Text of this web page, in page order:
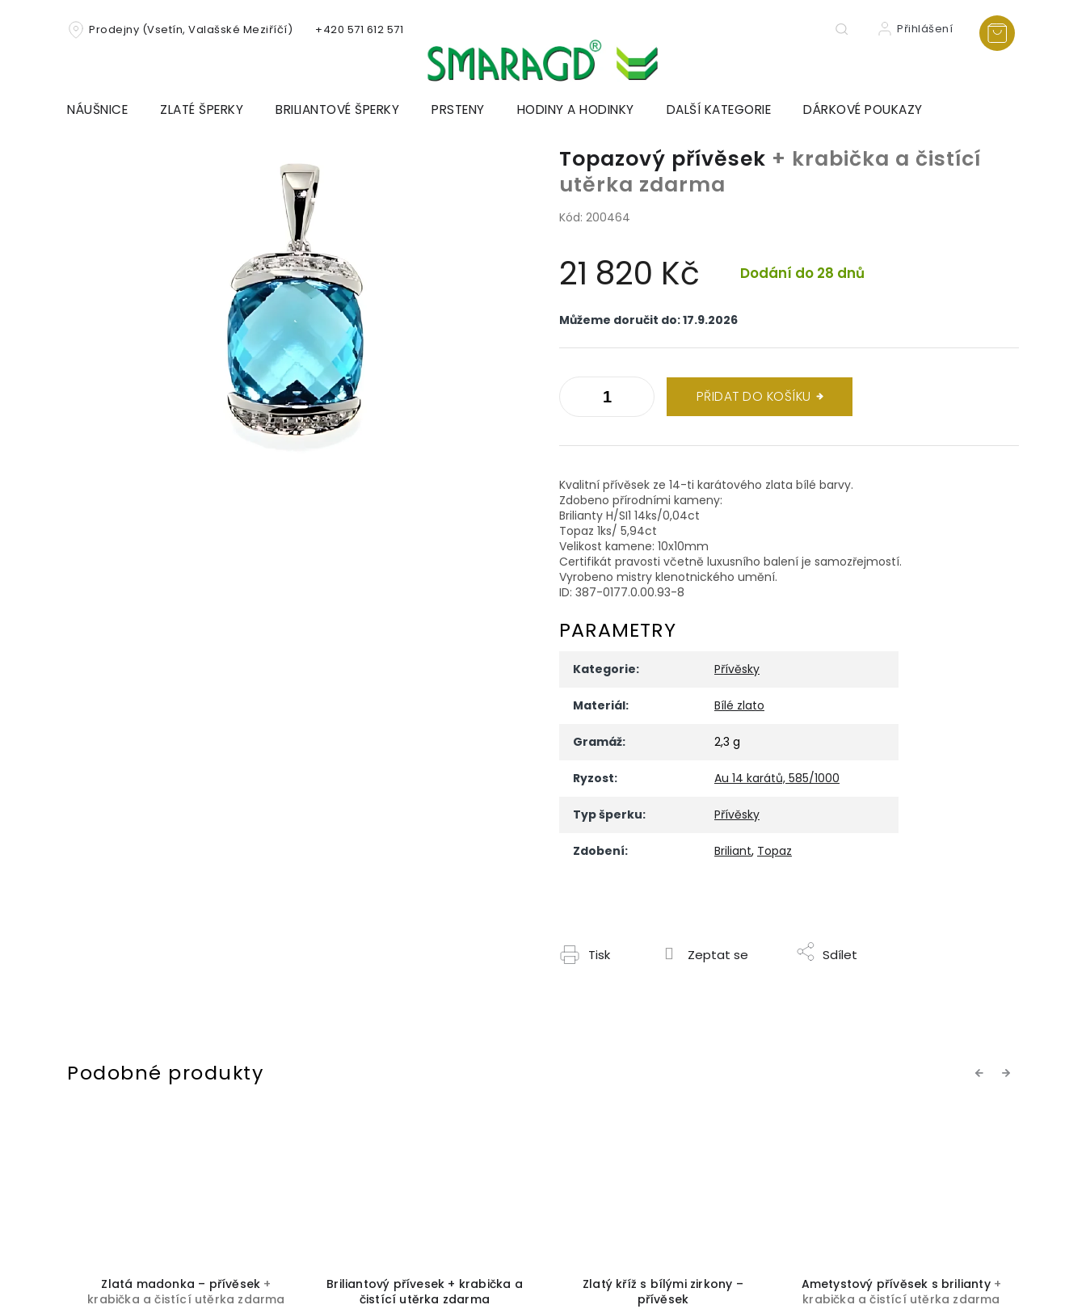
Prodejny (Vsetín, Valašské Meziříčí) +420 571 612 571 Přihlášení
NÁUŠNICE ZLATÉ ŠPERKY BRILIANTOVÉ ŠPERKY PRSTENY HODINY A HODINKY DALŠÍ KATEGORIE DÁRKOVÉ POUKAZY
Topazový přívěsek + krabička a čistící
utěrka zdarma
Kód: 200464
21 820 Kč Dodání do 28 dnů
cena:
Můžeme doručit do:17.9.2026
PŘIDAT DO KOŠÍKU
Kvalitní přívěsek ze 14-ti karátového zlata bílé barvy.
Zdobeno přírodními kameny:
Brilianty H/SI1 14ks/0,04ct
Topaz 1ks/ 5,94ct
Velikost kamene: 10x10mm
Certifikát pravosti včetně luxusního balení je samozřejmostí.
Vyrobeno mistry klenotnického umění.
ID: 387-0177.0.00.93-8
PARAMETRY
Kategorie: Přívěsky
Materiál: Bílé zlato
Gramáž: 2,3 g
Ryzost: Au 14 karátů, 585/1000
Typ šperku: Přívěsky
Zdobení: Briliant, Topaz
Tisk Zeptat se Sdílet
Previous
Zlatá madonka – přívěsek +
krabička a čistící utěrka zdarma
Briliantový přívesek + krabička a
čistící utěrka zdarma
Zlatý kříž s bílými zirkony –
přívěsek
Ametystový přívěsek s brilianty +
krabička a čistící utěrka zdarma
Next